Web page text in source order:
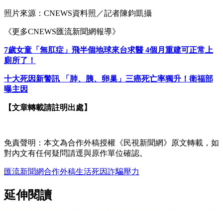
照片來源：CNEWS資料照／記者陳鈞凱攝
《更多CNEWS匯流新聞網報導》
7歲女童「無肛症」飛半個地球來台求醫 4個月重建可正常上
廁所了！
十大死因新警訊 「肺、胰、卵巢」三癌死亡率獨升！衛福部
曝主因
【文章轉載請註明出處】
免責聲明：本文為合作外稿授權《民視新聞網》原文轉載，如
對內文有任何疑問請逕與原作單位確認。
匯流新聞網合作外稿生活死因詐騙壓力
延伸閱讀